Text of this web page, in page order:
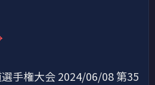
手権大会 2024/06/08 第35